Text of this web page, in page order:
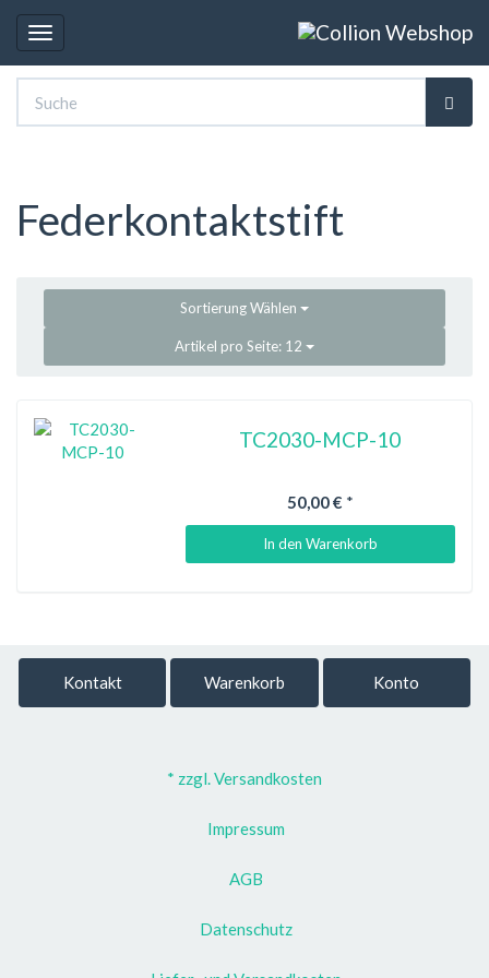
Toggle
navigation
Federkontaktstift
SortierungWählen
Artikel pro Seite: 12
TC2030-MCP-10
50,00 € *
In den Warenkorb
Kontakt Warenkorb Konto
* zzgl. Versandkosten
Impressum
AGB
Datenschutz